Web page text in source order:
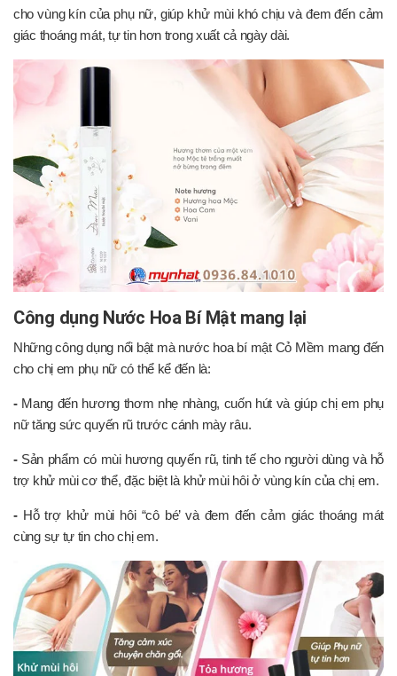
cho vùng kín của phụ nữ, giúp khử mùi khó chịu và đem đến cảm
giác thoáng mát, tự tin hơn trong xuất cả ngày dài.
Công dụng Nước Hoa Bí Mật mang lại
Những công dụng nổi bật mà nước hoa bí mật Cỏ Mềm mang đến
cho chị em phụ nữ có thể kể đến là:
- Mang đến hương thơm nhẹ nhàng, cuốn hút và giúp chị em phụ
nữ tăng sức quyến rũ trước cánh mày râu.
- Sản phẩm có mùi hương quyến rũ, tinh tế cho người dùng và hỗ
trợ khử mùi cơ thể, đặc biệt là khử mùi hôi ở vùng kín của chị em.
- Hỗ trợ khử mùi hôi “cô bé’ và đem đến cảm giác thoáng mát
cùng sự tự tin cho chị em.